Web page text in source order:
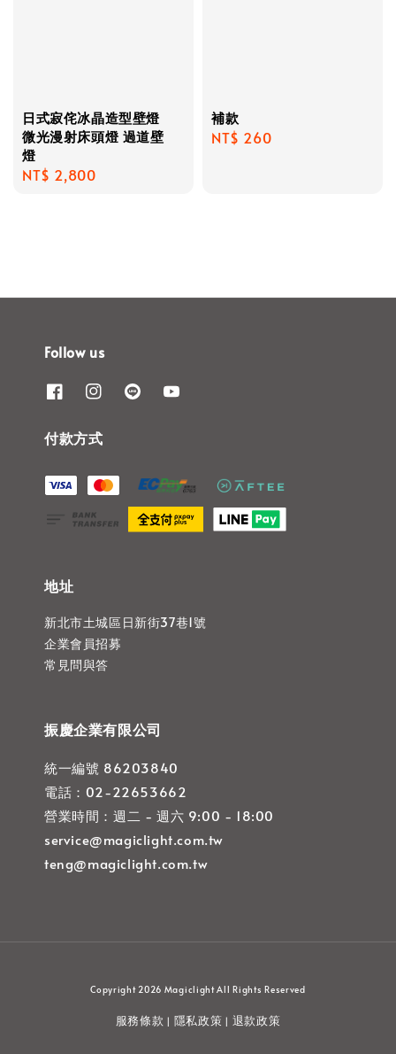
日式寂侘冰晶造型壁燈
微光漫射床頭燈 過道壁
燈
Regular
NT$ 2,800
補款
Regular
NT$ 260
Follow us
付款方式
地址
新北市土城區日新街37巷1號
企業會員招募
常見問與答
振慶企業有限公司
統一編號 86203840
電話：02-22653662
營業時間：週二 - 週六 9:00 - 18:00
service@magiclight.com.tw
teng@magiclight.com.tw
Copyright 2026 Magiclight All Rights Reserved
服務條款 | 隱私政策 | 退款政策